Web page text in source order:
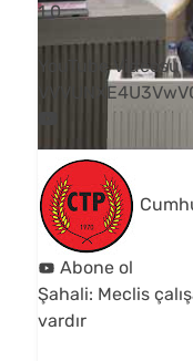
1 0
YouTube Videosu
Abone ol
Şahali: Meclis
vardır